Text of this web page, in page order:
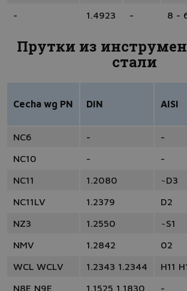
-
1.4923 - 8 -
Прутки из
стали
Cecha wg PN DIN AISI
NC6 - -
NC10
- -
NC11
1.2080 ~D3
NC11LV
1.2379 D2
NZ3
1.2550 ~S1
NMV
1.2842 02
WCL WCLV
1.2343 1.2344 H11
N8E N9E
1.1525 1.1830 -